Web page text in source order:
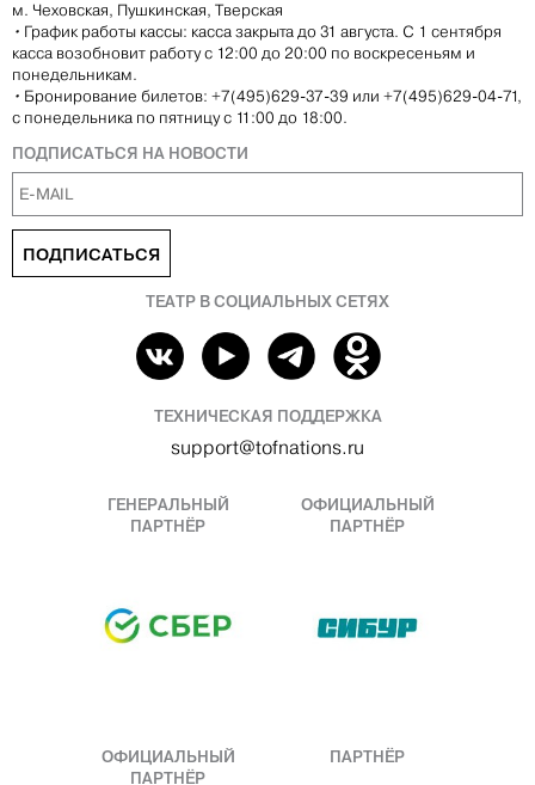
м. Чеховская, Пушкинская, Тверская
• График работы кассы: касса закрыта до 31 августа. С 1 сентября
касса возобновит работу с 12:00 до 20:00 по воскресеньям и
понедельникам.
• Бронирование билетов: +7(495)629-37-39 или +7(495)629-04-71,
с понедельника по пятницу с 11:00 до 18:00.
ПОДПИСАТЬСЯ НА НОВОСТИ
ПОДПИСАТЬСЯ
ТЕАТР В СОЦИАЛЬНЫХ СЕТЯХ
ТЕХНИЧЕСКАЯ ПОДДЕРЖКА
support@tofnations.ru
ГЕНЕРАЛЬНЫЙ
ПАРТНЁР
ОФИЦИАЛЬНЫЙ
ПАРТНЁР
ОФИЦИАЛЬНЫЙ
ПАРТНЁР
ПАРТНЁР